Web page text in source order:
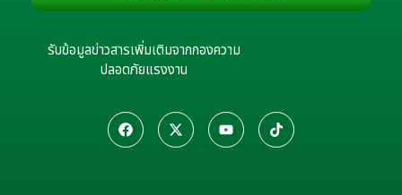
รับข้อมูลข่าวสารเพิ่มเติมจากกองความ
ปลอดภัยแรงงาน